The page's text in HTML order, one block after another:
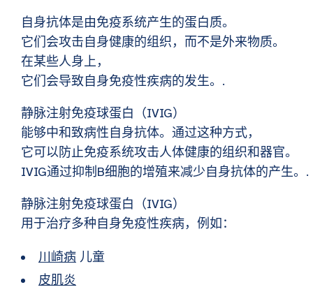
自身抗体是由免疫系统产生的蛋白质。
它们会攻击自身健康的组织，而不是外来物质。
在某些人身上，
它们会导致自身免疫性疾病的发生。.
静脉注射免疫球蛋白（IVIG）
能够中和致病性自身抗体。通过这种方式，
它可以防止免疫系统攻击人体健康的组织和器官。
IVIG通过抑制B细胞的增殖来减少自身抗体的产生。.
静脉注射免疫球蛋白（IVIG）
用于治疗多种自身免疫性疾病，例如：
川崎病 儿童
皮肌炎